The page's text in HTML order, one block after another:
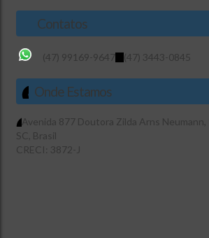
Contatos
(47) 99169-9647 (47) 3443-0845
Onde Estamos
Avenida 877 Doutora Zilda Arns Neumann,
SC , Brasil
CRECI: 3872-J